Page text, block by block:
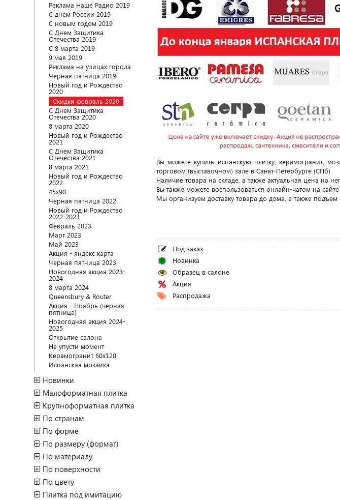
Реклама Наше Радио 2019
С днем России 2019
С новым годом 2019
С Днем Защитика
Отечества 2019
С 8 марта 2019
9 мая 2019
Реклама на улицах города
Черная пятница 2019
Новый год и Рождество
2020
Скидки февраль 2020
С Днем Защитика
Отечества 2020
8 марта 2020
Новый год и Рождество
2021
С Днем Защитика
Отечества 2021
8 марта 2021
Новый год и Рождество
2022
45x90
Черная пятница 2022
Новый год и Рождество
2022-2023
Февраль 2023
Март 2023
Май 2023
Акция - яндекс карта
Черная пятница 2023
Новогодняя акция 2023-
2024
8 марта 2024
Queensbury & Router
Акция - Ноябрь (черная
пятница)
Новогодняя акция 2024-
2025
Открытие салона
Не упусти момент
Керамогранит 60х120
Испанская мозаика
Новинки
Малоформатная плитка
Крупноформатная плитка
По странам
По форме
По размеру (формат)
По материалу
По поверхности
По цвету
Плитка под имитацию
Вы можете купить испанскую плитку, керамогранит,
торговом (выставочном) зале в Санкт-Петербурге (СПб).
Наличие товара на складе, а также актуальная цена на
Вы также можете воспользоваться онлайн-чатом на
Мы организуем доставку товара до дома, а также
Под заказ
Новинка
Образец в салоне
Акция
Распродажа